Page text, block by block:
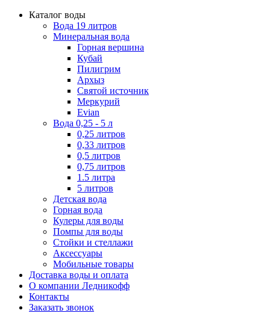
Каталог воды
Вода 19 литров
Минеральная вода
Горная вершина
Кубай
Пилигрим
Архыз
Святой источник
Меркурий
Evian
Вода 0,25 - 5 л
0,25 литров
0,33 литров
0,5 литров
0,75 литров
1.5 литра
5 литров
Детская вода
Горная вода
Кулеры для воды
Помпы для воды
Стойки и стеллажи
Аксессуары
Мобильные товары
Доставка воды и оплата
О компании Ледникофф
Контакты
Заказать звонок